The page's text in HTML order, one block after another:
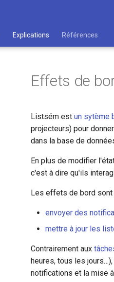
Explications Références
Effets de
Listsém est un sytème
projecteurs) pour
dans la base de
En plus de modifier
c'est à dire qu'ils
Les effets de bord sont
envoyer des
mettre à jour les
Contrairement aux
heures, tous les
notifications et la mise